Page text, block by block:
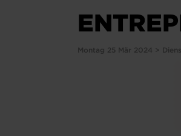
Montag 25 Mär 2024 >